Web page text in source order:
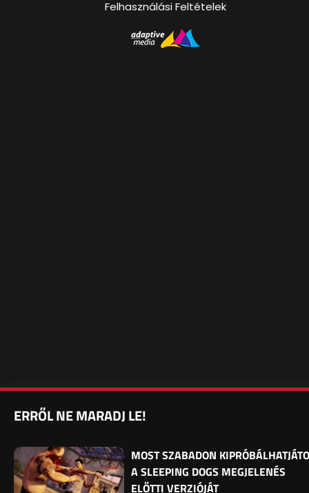
Felhasználási Feltételek
ERRŐL NE MARADJ LE!
MOST SZABADON
A SLEEPING DOGS MEGJELENÉS
ELŐTTI VERZIÓJÁT